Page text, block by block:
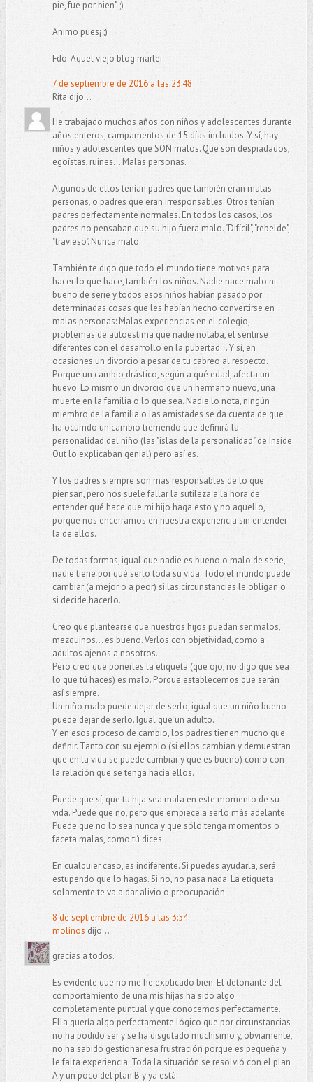
pie, fue por bien". ;)
Animo pues¡ ;)
Fdo. Aquel viejo blog marlei.
7 de septiembre de 2016 a las 23:48
Rita dijo...
He trabajado muchos años con niños y adolescentes durante
años enteros, campamentos de 15 días incluidos. Y sí, hay
niños y adolescentes que SON malos. Que son despiadados,
egoístas, ruines... Malas personas.
Algunos de ellos tenían padres que también eran malas
personas, o padres que eran irresponsables. Otros tenían
padres perfectamente normales. En todos los casos, los
padres no pensaban que su hijo fuera malo. "Difícil", "rebelde",
"travieso". Nunca malo.
También te digo que todo el mundo tiene motivos para
hacer lo que hace, también los niños. Nadie nace malo ni
bueno de serie y todos esos niños habían pasado por
determinadas cosas que les habían hecho convertirse en
malas personas: Malas experiencias en el colegio,
problemas de autoestima que nadie notaba, el sentirse
diferentes con el desarrollo en la pubertad... Y sí, en
ocasiones un divorcio a pesar de tu cabreo al respecto.
Porque un cambio drástico, según a qué edad, afecta un
huevo. Lo mismo un divorcio que un hermano nuevo, una
muerte en la familia o lo que sea. Nadie lo nota, ningún
miembro de la familia o las amistades se da cuenta de que
ha ocurrido un cambio tremendo que definirá la
personalidad del niño (las "islas de la personalidad" de Inside
Out lo explicaban genial) pero así es.
Y los padres siempre son más responsables de lo que
piensan, pero nos suele fallar la sutileza a la hora de
entender qué hace que mi hijo haga esto y no aquello,
porque nos encerramos en nuestra experiencia sin entender
la de ellos.
De todas formas, igual que nadie es bueno o malo de serie,
nadie tiene por qué serlo toda su vida. Todo el mundo puede
cambiar (a mejor o a peor) si las circunstancias le obligan o
si decide hacerlo.
Creo que plantearse que nuestros hijos puedan ser malos,
mezquinos... es bueno. Verlos con objetividad, como a
adultos ajenos a nosotros.
Pero creo que ponerles la etiqueta (que ojo, no digo que sea
lo que tú haces) es malo. Porque establecemos que serán
así siempre.
Un niño malo puede dejar de serlo, igual que un niño bueno
puede dejar de serlo. Igual que un adulto.
Y en esos proceso de cambio, los padres tienen mucho que
definir. Tanto con su ejemplo (si ellos cambian y demuestran
que en la vida se puede cambiar y que es bueno) como con
la relación que se tenga hacia ellos.
Puede que sí, que tu hija sea mala en este momento de su
vida. Puede que no, pero que empiece a serlo más adelante.
Puede que no lo sea nunca y que sólo tenga momentos o
faceta malas, como tú dices.
En cualquier caso, es indiferente. Si puedes ayudarla, será
estupendo que lo hagas. Si no, no pasa nada. La etiqueta
solamente te va a dar alivio o preocupación.
8 de septiembre de 2016 a las 3:54
molinos dijo...
gracias a todos.
Es evidente que no me he explicado bien. El detonante del
comportamiento de una mis hijas ha sido algo
completamente puntual y que conocemos perfectamente.
Ella quería algo perfectamente lógico que por circunstancias
no ha podido ser y se ha disgutado muchísimo y, obviamente,
no ha sabido gestionar esa frustración porque es pequeña y
le falta experiencia. Toda la situación se resolvió con el plan
A y un poco del plan B y ya está.